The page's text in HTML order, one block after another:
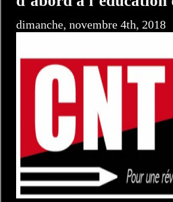
dimanche, novembre 4th, 2018